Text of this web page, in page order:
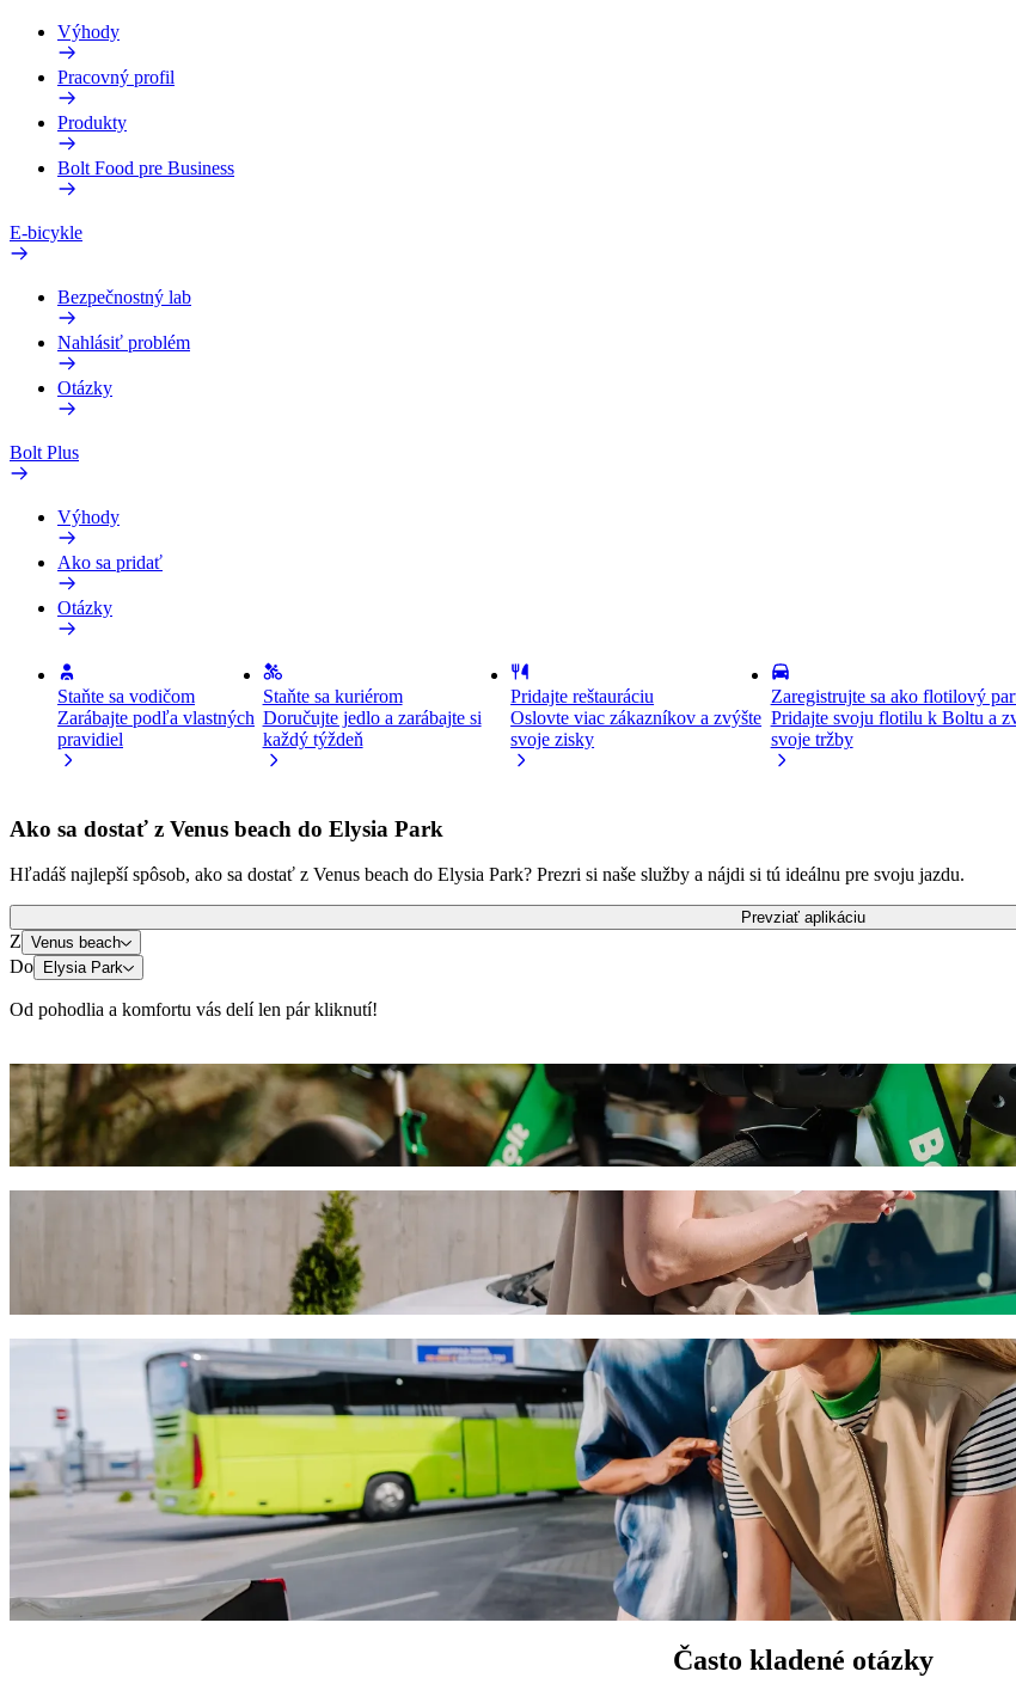
Výhody
Pracovný profil
Produkty
Bolt Food pre Business
E-bicykle
Bezpečnostný lab
Nahlásiť problém
Otázky
Bolt Plus
Výhody
Ako sa pridať
Otázky
Staňte sa vodičom
Zarábajte podľa vlastných
pravidiel
Staňte sa kuriérom
Doručujte jedlo a zarábajte si
každý týždeň
Pridajte reštauráciu
Oslovte viac zákazníkov a zvýšte
svoje zisky
Zaregistrujte sa ako flotilový
Pridajte svoju flotilu k Boltu a
svoje tržby
Ako sa dostať z Venus beach do Elysia Park
Hľadáš najlepší spôsob, ako sa dostať z Venus beach do Elysia Park? Prezri si naše služby a nájdi si tú ideálnu pre svoju jazdu.
Prevziať aplikáciu
Z Venus beach
Do Elysia Park
Od pohodlia a komfortu vás delí len pár kliknutí!
Kolobežky alebo e-bicykle
Pohybuj sa po meste Paphos na kolobežkách alebo e-bicykloch
Stiahni si Bolt appku
Odveź sa z Venus beach do Elysia Park s odvozom autom Bolt
Ak hľadáš najlepšiu cenu na cestu do Elysia Park, odporúčame vybrať si odvoz autom Bolt. Pri jazde s Boltom bude táto cesta
vozidlo na každú príležitosť.
Služby Bolt, ktoré ťa odvezmú z Venus beach do Elysia Park
Veľa batožiny? Rezervuj si naše vozidlá XL až pre 6 osôb.
Potrebuješ prísť vo veľkom štýle? Vyskúšaj prémiové vozidlá Bolt.
Cestuješ s deťmi? Objednaj si jazdu vhodnú pre deti s podsedákom.
Ide s tebou tvoj miláčik? Vyskúšaj naše jazdy vhodné pre domáce zvieratá.
Potrebuješ extra pomoc? Naša kategória asistenčných vozidiel ponúka bezbariérové vozidlá (WAV).
Cenovo dostupné jazdy? Užívaj si kompaktné vozidlá za nižšiu cenu so základnými modelmi Bolt (Basic).
Stiahni si Bolt appku
Často kladené otázky